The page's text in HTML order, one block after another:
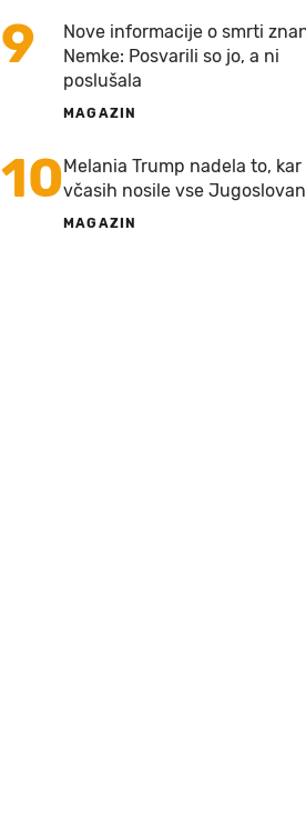
9
Nove informacije o smrti
Nemke: Posvarili so jo, a ni
poslušala
MAGAZIN
10Melania Trump nadela to, kar
včasih nosile vse
MAGAZIN